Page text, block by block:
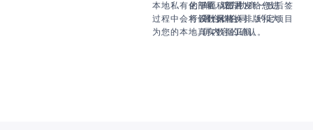
单，双方协商一致后签
署合作合同，约定项目
工期。
的平面稿图片发给您进
行设计风格、排版和大
屏内容的确认。
本地私有化部署，部署
过程中会将假数据替换
为您的本地真实数据。